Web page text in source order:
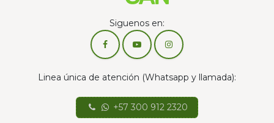
Siguenos en:
Linea única de atención (Whatsapp y llamada):
+57 300 912 2320